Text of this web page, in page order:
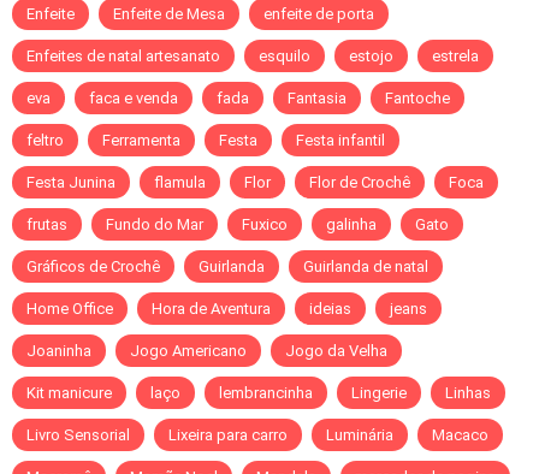
Enfeite Enfeite de Mesa enfeite de porta
Enfeites de natal artesanato esquilo estojo estrela
eva faca e venda fada Fantasia Fantoche
feltro Ferramenta Festa Festa infantil
Festa Junina flamula Flor Flor de Crochê Foca
frutas Fundo do Mar Fuxico galinha Gato
Gráficos de Crochê Guirlanda Guirlanda de natal
Home Office Hora de Aventura ideias jeans
Joaninha Jogo Americano Jogo da Velha
Kit manicure laço lembrancinha Lingerie Linhas
Livro Sensorial Lixeira para carro Luminária Macaco